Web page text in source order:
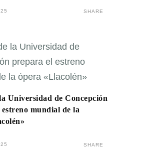
SHARE
Universidad de Concepción
mundial de la
SHARE